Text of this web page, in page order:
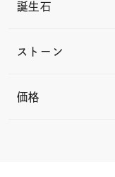
誕生石
ストーン
価格